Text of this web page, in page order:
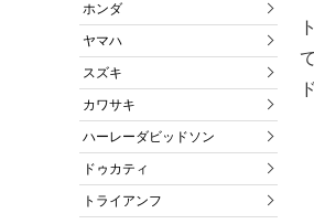
ホンダ
ヤマハ
スズキ
カワサキ
ハーレーダビッドソン
ドゥカティ
トライアンフ